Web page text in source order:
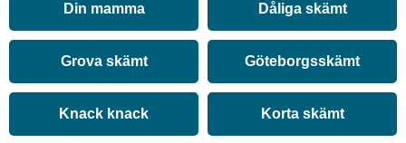
Din mamma Dåliga skämt
Grova skämt Göteborgsskämt
Knack knack Korta skämt